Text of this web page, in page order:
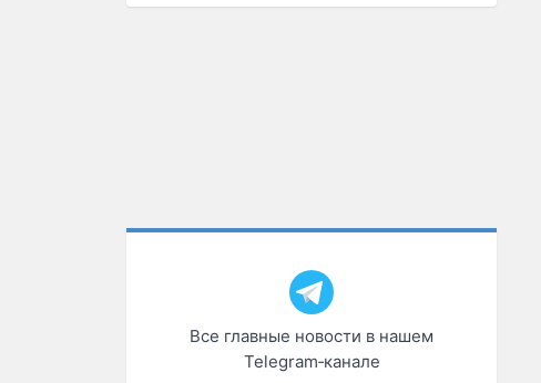
Все главные новости в нашем
Telegram‑канале